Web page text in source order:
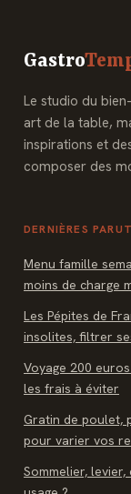
Gastro
Le studio du
art de la table,
inspirations et
composer des
DERNIÈRES
Menu famille
moins de charge
Les Pépites de
insolites, filtrer
Voyage 200
les frais à éviter
Gratin de poulet,
pour varier vos
Sommelier,